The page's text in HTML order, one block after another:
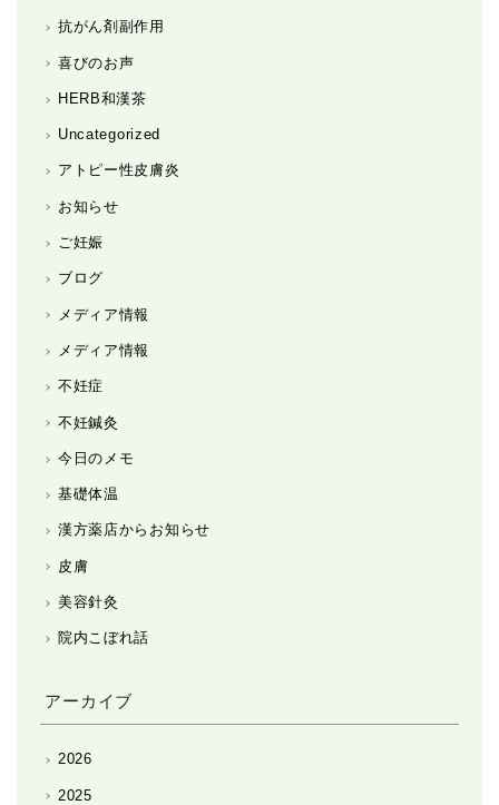
抗がん剤副作用
喜びのお声
HERB和漢茶
Uncategorized
アトピー性皮膚炎
お知らせ
ご妊娠
ブログ
メディア情報
メディア情報
不妊症
不妊鍼灸
今日のメモ
基礎体温
漢方薬店からお知らせ
皮膚
美容針灸
院内こぼれ話
アーカイブ
2026
2025